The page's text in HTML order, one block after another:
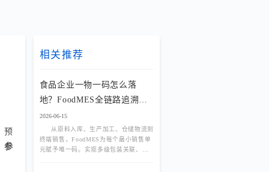
预
参
相关推荐
食品企业一物一码怎么落
地？FoodMES全链路追溯方
案
2026-06-15
从原料入库、生产加工、仓储物流到
终端销售，FoodMES为每个最小销售单
元赋予唯一码。实现多级包装关联、防